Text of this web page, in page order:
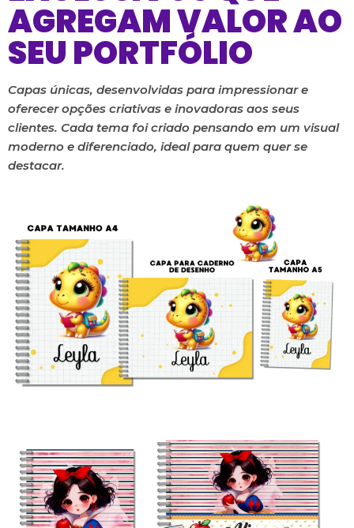
AGREGAM VALOR AO
SEU PORTFÓLIO
Capas únicas, desenvolvidas para impressionar e
oferecer opções criativas e inovadoras aos seus
clientes. Cada tema foi criado pensando em um visual
moderno e diferenciado, ideal para quem quer se
destacar.